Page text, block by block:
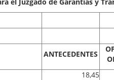
ANTECEDENTES
18,45